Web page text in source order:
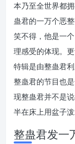
本乃至全世界都
蛊君的一万个恶
笑不得，他是一
理感受的体现。
特辑是由整蛊君
整蛊君的节目也
现整蛊君并不是
半在床上用盆子泼
整蛊君发一